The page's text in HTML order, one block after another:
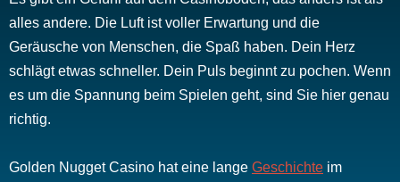
alles andere. Die Luft ist voller Erwartung und die
Geräusche von Menschen, die Spaß haben. Dein Herz
schlägt etwas schneller. Dein Puls beginnt zu pochen. Wenn
es um die Spannung beim Spielen geht, sind Sie hier genau
richtig.
Golden Nugget Casino hat eine lange Geschichte im